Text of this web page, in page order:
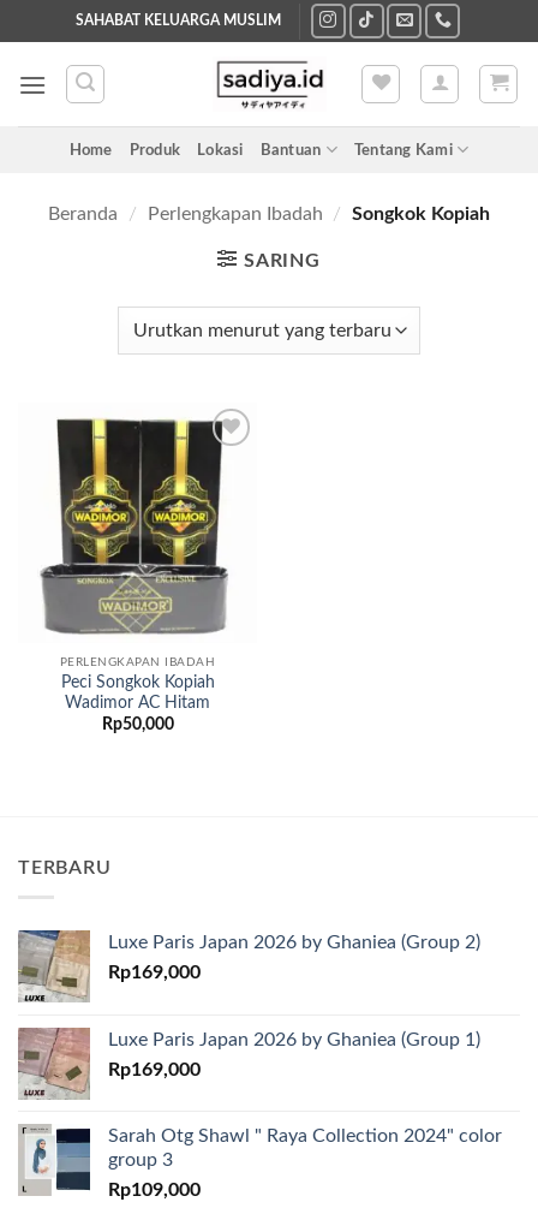
to
content
SAHABAT KELUARGA MUSLIM
Home Produk Lokasi Bantuan Tentang Kami
Beranda / Perlengkapan Ibadah / Songkok Kopiah
SARING
Add to
wishlist
PERLENGKAPAN IBADAH
Peci Songkok Kopiah
Wadimor AC Hitam
Rp50,000
TERBARU
Luxe Paris Japan 2026 by Ghaniea (Group 2)
Rp169,000
Luxe Paris Japan 2026 by Ghaniea (Group 1)
Rp169,000
Sarah Otg Shawl " Raya Collection 2024" color
group 3
Rp109,000